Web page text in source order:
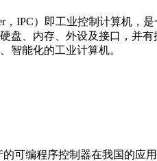
，IPC）即工业控制计算机
盘、内存、外设及接口，并
智能化的工业计算机。
可编程序控制器在我国的应